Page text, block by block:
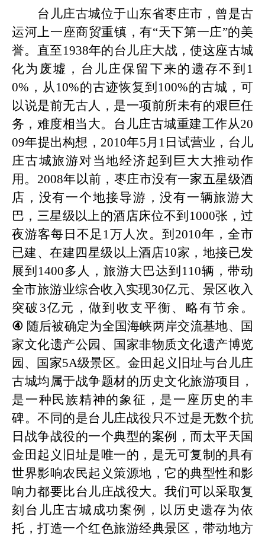
台儿庄古城位于山东省枣庄市，曾是古
运河上一座商贸重镇，有“天下第一庄”的美
誉。直至1938年的台儿庄大战，使这座古城
化为废墟，台儿庄保留下来的遗存不到1
0%，从10%的古迹恢复到100%的古城，可
以说是前无古人，是一项前所未有的艰巨任
务，难度相当大。台儿庄古城重建工作从20
09年提出构想，2010年5月1日试营业，台儿
庄古城旅游对当地经济起到巨大大推动作
用。 2008年以前，枣庄市没有一家五星级酒
店，没有一个地接导游，没有一辆旅游大
巴，三星级以上的酒店床位不到1000张，过
夜游客每 日 不足 1万人次。到2010年，全市
已建、在建四星级以上酒店10家，地接已发
展到1400多人，旅游大巴达到110辆，带动
全市旅游业综合收入实现30亿元、景区收入
突破3亿元，做到收支平衡、略有节余。
④ 随后被确定为全国海峡两岸交流基地、国
家文化遗产公园、国家非物质文化遗产博览
园、国家5A级景区。金田起义 旧址与台儿庄
古城均属于战争题材的历史文化旅游项目 ，
是一种民族精神的象征，是一座历史的丰
碑。不同的是台儿庄战役只不过是无数个抗
日战争战役的一个典型的案例，而太平天国
金田起义旧址是唯一的，是无可复制的具有
世界影响农民起义策源地，它的典型性和影
响力都要比台儿庄战役大。我们可以采取复
刻台儿庄古城成功案例，以历史遗存为依
托，打造一个红色旅游经典景区， 带动地方